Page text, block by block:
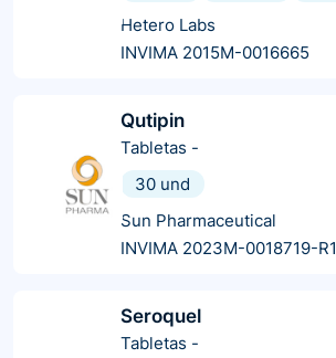
Hetero Labs
INVIMA 2015M-0016665
Qutipin
Tabletas -
30 und
Sun Pharmaceutical
INVIMA 2023M-0018719-R1
Seroquel
Tabletas -